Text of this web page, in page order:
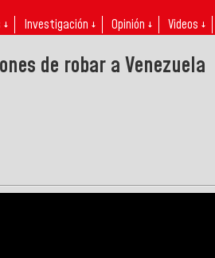
Investigación ↓ Opinión ↓ Videos ↓
de robar a Venezuela